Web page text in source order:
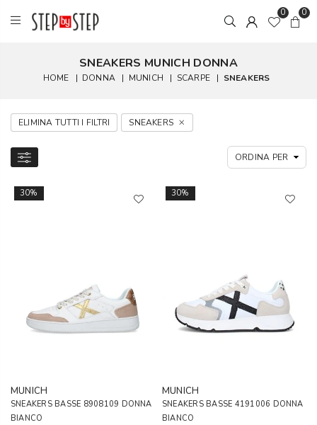
0 0
SNEAKERS MUNICH DONNA
HOME | DONNA | MUNICH | SCARPE | SNEAKERS
ELIMINA TUTTI I FILTRI SNEAKERS
30%
MUNICH
SNEAKERS BASSE 8908109 DONNA
BIANCO
30%
MUNICH
SNEAKERS BASSE 4191006 DONNA
BIANCO